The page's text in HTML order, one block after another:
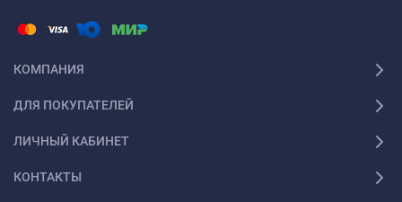
КОМПАНИЯ
ДЛЯ ПОКУПАТЕЛЕЙ
ЛИЧНЫЙ КАБИНЕТ
КОНТАКТЫ